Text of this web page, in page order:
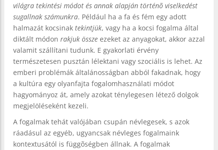
világra tekintési módot és annak alapján történõ viselkedést
sugallnak számunkra. Például ha a fa és fém egy adott
halmazát kocsinak tekintjük, vagy ha a kocsi fogalma által
diktált módon rakjuk össze ezeket az anyagokat, akkor azzal
valamit szállítani tudunk. E gyakorlati érvény
természetesen pusztán lélektani vagy szociális is lehet. Az
emberi problémák általánosságban abból fakadnak, hogy
a kultúra egy olyanfajta fogalomhasználati módot
hagyományoz át, amely azokat ténylegesen létező dolgok
megjelöléseként kezeli.
A fogalmak tehát valójában csupán névlegesek, s azok
ráadásul az egyéb, ugyancsak névleges fogalmaink
kontextusától is függõségben állnak. A fogalmak